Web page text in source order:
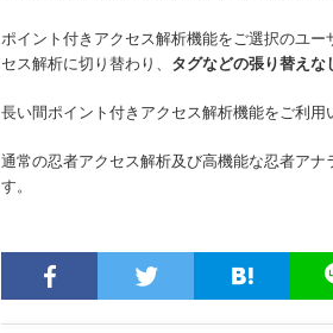
ポイント付きアクセス解析機能をご選択のユ
セス解析に切り替わり、 タグなどの張り替えな
長い間ポイント付きアクセス解析機能をご利用
通常の忍者アクセス解析及び高機能な忍者ア
す。